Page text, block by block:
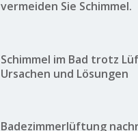
vermeiden Sie Schimmel.
Schimmel im Bad trotz
Ursachen und Lösungen
Badezimmerlüftung